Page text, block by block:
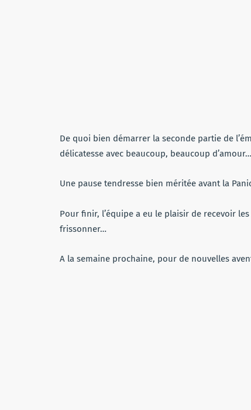
De quoi bien démarrer la seconde partie de
délicatesse avec beaucoup, beaucoup d’amour…
Une pause tendresse bien méritée avant la
Pour finir, l’équipe a eu le plaisir de recevoir
frissonner…
A la semaine prochaine, pour de nouvelles